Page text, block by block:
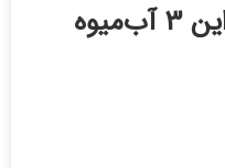
پوستی جوان و زیبا با این 3 آب‌میوه